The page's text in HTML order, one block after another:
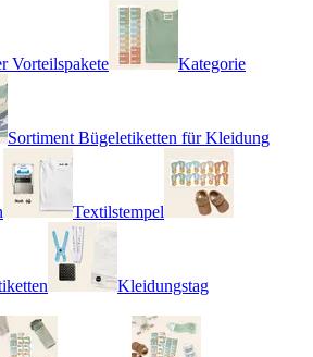
Vorteilspakete Kategorie
Sortiment Bügeletiketten für Kleidung
Textilstempel
Kleidungstag